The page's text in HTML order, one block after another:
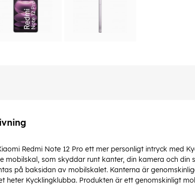
Redmi Note 12 Pro ett mer personligt intryck med
mobilskal, som skyddar runt kanter, din kamera och din
på baksidan av mobilskalet. Kanterna är
heter Kycklingklubba. Produkten är ett genomskinligt